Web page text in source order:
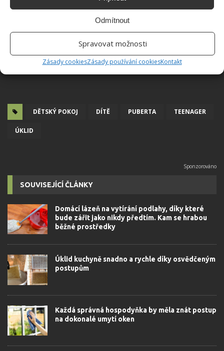
Odmítnout
Spravovat možnosti
Zásady cookiesZásady používání cookiesKontakt
DĚTSKÝ POKOJ DÍTĚ PUBERTA TEENAGER
ÚKLID
SOUVISEJÍCÍ ČLÁNKY
Domácí lázeň na vytírání podlahy, díky které
bude zářit jako nikdy předtím. Kam se hrabou
běžné prostředky
Úklid kuchyně snadno a rychle díky osvědčeným
postupům
Každá správná hospodyňka by měla znát postup
na dokonalé umytí oken